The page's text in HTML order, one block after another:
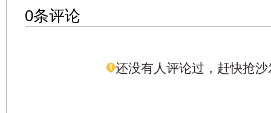
0条评论
还没有人评论过，赶快抢沙